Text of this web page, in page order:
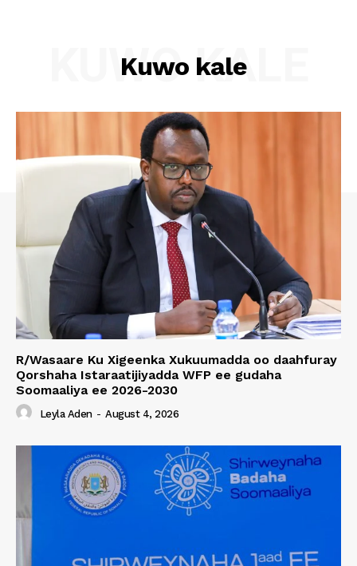
Kuwo kale
KUWO KALE
R/Wasaare Ku Xigeenka Xukuumadda oo daahfuray
Qorshaha Istaraatijiyadda WFP ee gudaha
Soomaaliya ee 2026-2030
Leyla Aden - August 4, 2026